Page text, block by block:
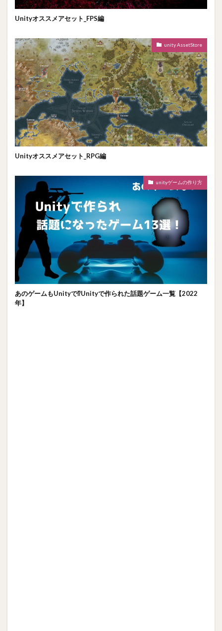
Unityオススメアセット_FPS編
unity AssetStore
Unityオススメアセット_RPG編
unityゲームの作り方
あのゲームもUnityで⁉Unityで作られた話題ゲーム一覧【2022
年】